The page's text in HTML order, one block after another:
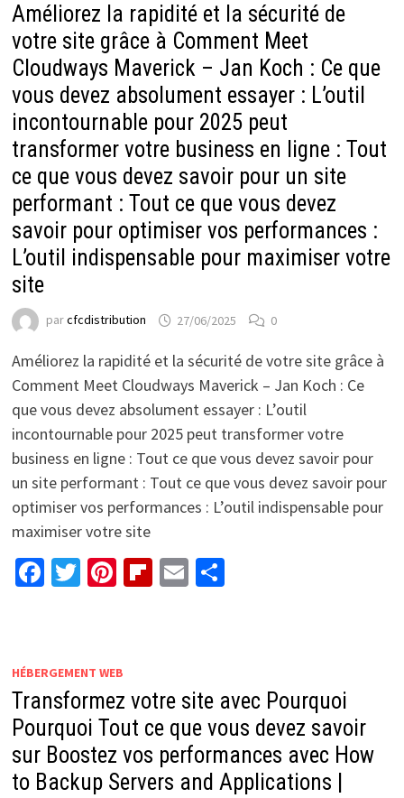
Améliorez la rapidité et la sécurité de
votre site grâce à Comment Meet
Cloudways Maverick – Jan Koch : Ce que
vous devez absolument essayer : L’outil
incontournable pour 2025 peut
transformer votre business en ligne : Tout
ce que vous devez savoir pour un site
performant : Tout ce que vous devez
savoir pour optimiser vos performances :
L’outil indispensable pour maximiser votre
site
parcfcdistribution 27/06/2025 0
Améliorez la rapidité et la sécurité de votre site grâce à
Comment Meet Cloudways Maverick – Jan Koch : Ce
que vous devez absolument essayer : L’outil
incontournable pour 2025 peut transformer votre
business en ligne : Tout ce que vous devez savoir pour
un site performant : Tout ce que vous devez savoir pour
optimiser vos performances : L’outil indispensable pour
maximiser votre site
Facebook
Twitter
Pinterest
Flipboard
EmailPartager
HÉBERGEMENT WEB
Transformez votre site avec Pourquoi
Pourquoi Tout ce que vous devez savoir
sur Boostez vos performances avec How
to Backup Servers and Applications |